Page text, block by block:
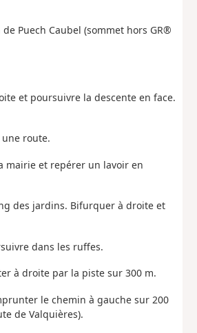
Puech Caubel (sommet hors GR®
et poursuivre la descente en face.
route.
mairie et repérer un lavoir en
des jardins. Bifurquer à droite et
dans les ruffes.
à droite par la piste sur 300 m.
le chemin à gauche sur 200
de Valquières).